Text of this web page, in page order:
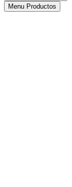
Menu Productos